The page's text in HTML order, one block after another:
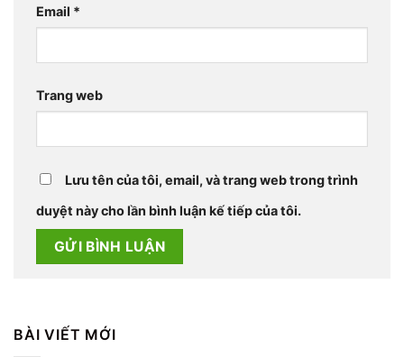
Email *
Trang web
Lưu tên của tôi, email, và trang web trong trình
duyệt này cho lần bình luận kế tiếp của tôi.
BÀI VIẾT MỚI